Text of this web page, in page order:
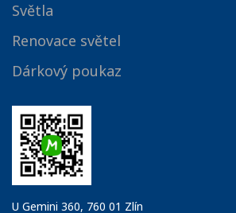
Světla
Renovace světel
Dárkový poukaz
U Gemini 360, 760 01 Zlín